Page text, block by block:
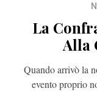
La
Alla
Quando arrivò la
evento proprio